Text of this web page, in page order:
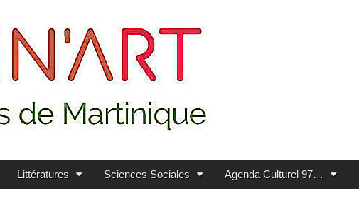
Littératures Sciences Sociales Agenda Culturel 97…